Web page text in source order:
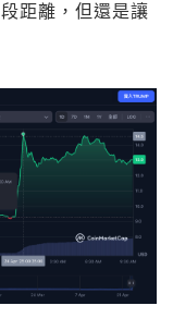
距離，但還是讓